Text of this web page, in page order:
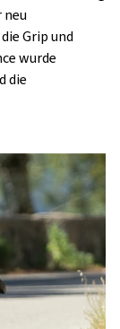
Grip und
wurde
die